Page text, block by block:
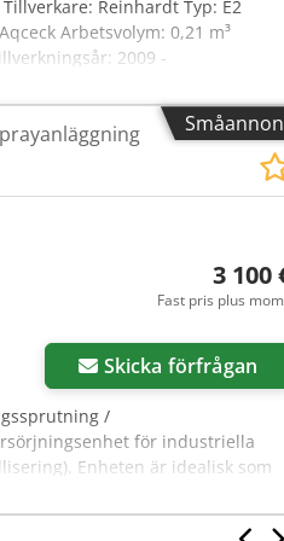
Reinhardt Typ: E2
Arbetsvolym: 0,21 m³
2009 -
Kammarängd [mm]: 650 -
Moms: Det angivna priset är
Leverans och inbyte är
3 100
Fast pris plus
Skicka förfrågan
/
för industriella
Enheten är idealisk som
Ajzqt Uyoqcock Tekniska data:
upp till 500 A Trefasanslutning